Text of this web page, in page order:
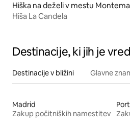
Hiška na deželi v mestu
Hiša La Candela
Destinacije, ki jih je
Destinacije v bližini Glavne
Madrid
Zakup počitniških namestitev